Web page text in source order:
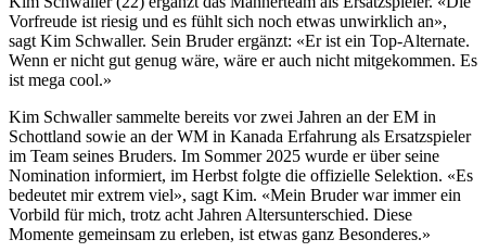
Vorfreude ist riesig und es fühlt sich noch etwas unwirklich an»,
sagt Kim Schwaller. Sein Bruder ergänzt: «Er ist ein Top-Alternate.
Wenn er nicht gut genug wäre, wäre er auch nicht mitgekommen. Es
ist mega cool.»
Kim Schwaller sammelte bereits vor zwei Jahren an der EM in
Schottland sowie an der WM in Kanada Erfahrung als Ersatzspieler
im Team seines Bruders. Im Sommer 2025 wurde er über seine
Nomination informiert, im Herbst folgte die offizielle Selektion. «Es
bedeutet mir extrem viel», sagt Kim. «Mein Bruder war immer ein
Vorbild für mich, trotz acht Jahren Altersunterschied. Diese
Momente gemeinsam zu erleben, ist etwas ganz Besonderes.»